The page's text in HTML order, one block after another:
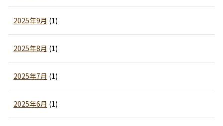
2025年9月 (1)
2025年8月 (1)
2025年7月 (1)
2025年6月 (1)